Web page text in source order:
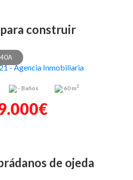
para construir
- Baños 60 m2
de ojeda